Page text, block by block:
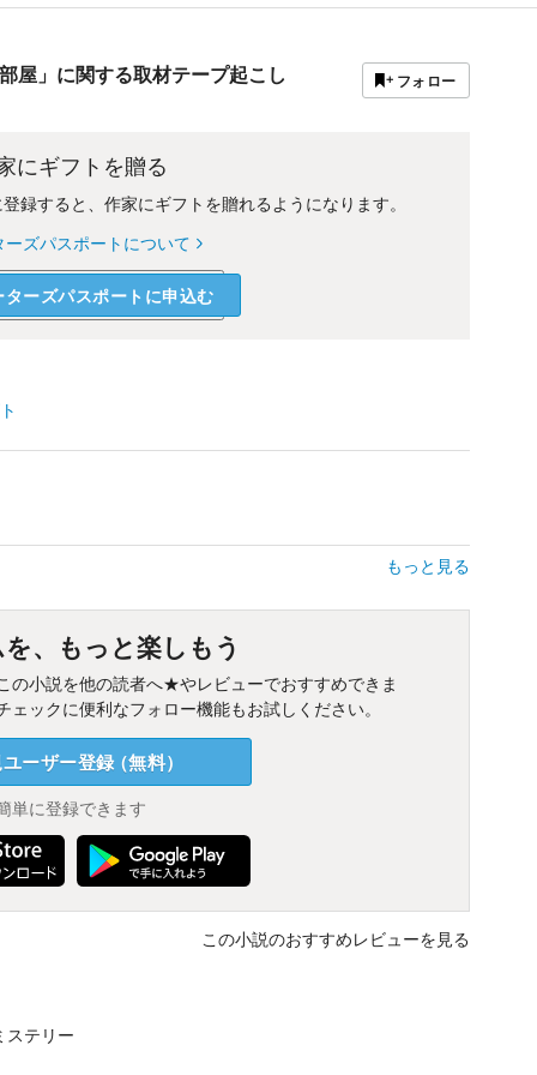
屋」に関する取材テープ起こし フォロー
にギフトを贈る
録すると、作家にギフトを贈れるようになります。
ーズパスポートについて
ターズパスポートに申込む
もっと見る
、もっと楽しもう
の小説を他の読者へ★やレビューでおすすめできま
ックに便利なフォロー機能もお試しください。
ーザー登録（無料）
単に登録できます
この小説のおすすめレビューを見る
ステリー